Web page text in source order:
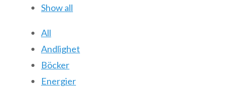
Show all
All
Andlighet
Böcker
Energier